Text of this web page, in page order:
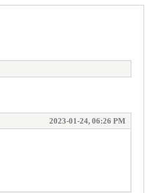
2023-01-24, 06:26 PM